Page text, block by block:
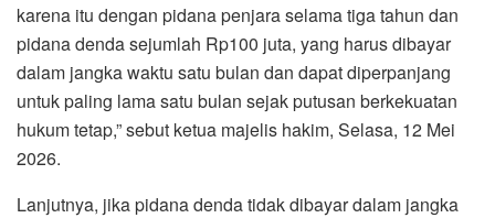
karena itu dengan pidana penjara selama tiga tahun dan
pidana denda sejumlah Rp100 juta, yang harus dibayar
dalam jangka waktu satu bulan dan dapat diperpanjang
untuk paling lama satu bulan sejak putusan berkekuatan
hukum tetap,” sebut ketua majelis hakim, Selasa, 12 Mei
2026.
Lanjutnya, jika pidana denda tidak dibayar dalam jangka